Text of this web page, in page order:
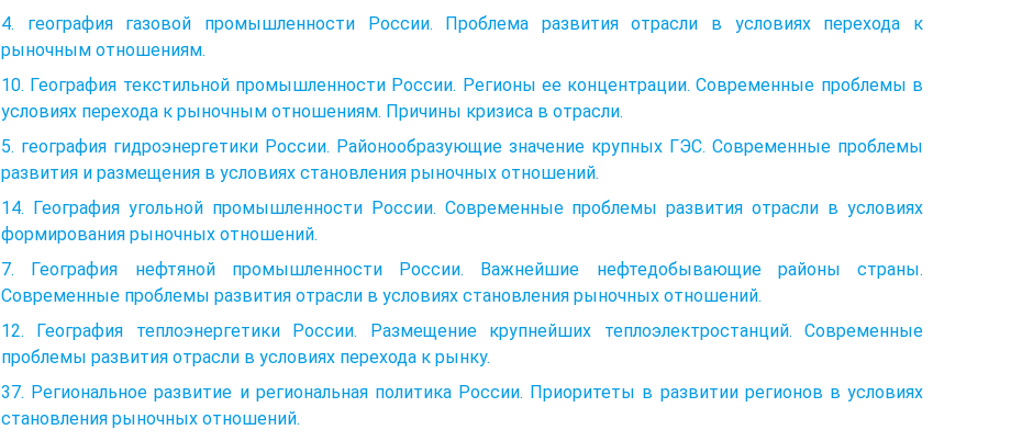
4. география газовой промышленности России. Проблема развития отрасли в условиях перехода к
рыночным отношениям.
10. География текстильной промышленности России. Регионы ее концентрации. Современные проблемы в
условиях перехода к рыночным отношениям. Причины кризиса в отрасли.
5. география гидроэнергетики России. Районообразующие значение крупных ГЭС. Современные проблемы
развития и размещения в условиях становления рыночных отношений.
14. География угольной промышленности России. Современные проблемы развития отрасли в условиях
формирования рыночных отношений.
7. География нефтяной промышленности России. Важнейшие нефтедобывающие районы страны.
Современные проблемы развития отрасли в условиях становления рыночных отношений.
12. География теплоэнергетики России. Размещение крупнейших теплоэлектростанций. Современные
проблемы развития отрасли в условиях перехода к рынку.
37. Региональное развитие и региональная политика России. Приоритеты в развитии регионов в условиях
становления рыночных отношений.